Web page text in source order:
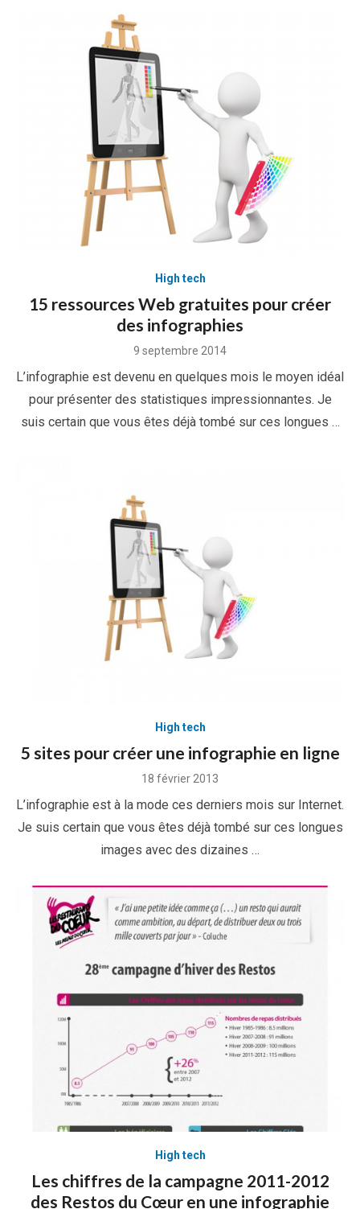
High tech
15 ressources Web gratuites pour créer
des infographies
Posted
9 septembre 2014
L’infographie est devenu en quelques mois le moyen idéal
pour présenter des statistiques impressionnantes. Je
suis certain que vous êtes déjà tombé sur ces longues …
High tech
5 sites pour créer une infographie en ligne
Posted
18 février 2013
L’infographie est à la mode ces derniers mois sur Internet.
Je suis certain que vous êtes déjà tombé sur ces longues
images avec des dizaines …
High tech
Les chiffres de la campagne 2011-2012
des Restos du Cœur en une infographie